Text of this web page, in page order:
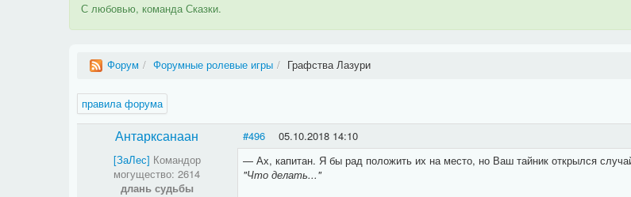
С любовью, команда Сказки.
Форум / Форумные ролевые игры / Графства Лазури
правила форума
Антарксанаан #496 05.10.2018 14:10
[ЗаЛес] Командор
могущество: 2614
длань судьбы
— Ах, капитан. Я бы рад положить их на место, но Ваш тайник открылся
"Что делать..."